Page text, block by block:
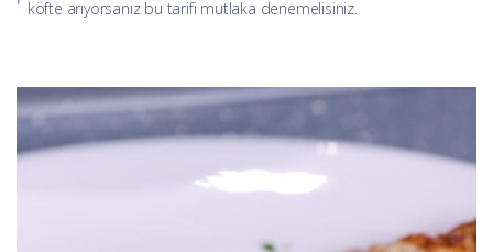
köfte arıyorsanız bu tarifi mutlaka denemelisiniz.